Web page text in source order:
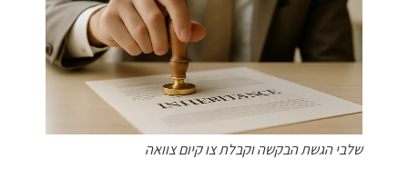
שלבי הגשת הבקשה וקבלת צו קיום צוואה